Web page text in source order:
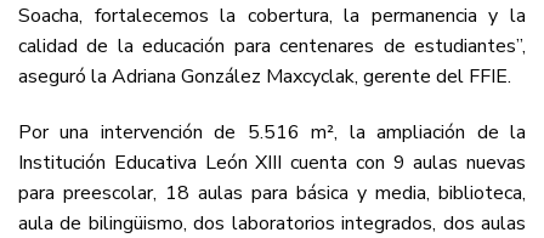
Soacha, fortalecemos la cobertura, la permanencia y la
calidad de la educación para centenares de estudiantes”,
aseguró la Adriana González Maxcyclak, gerente del FFIE.
Por una intervención de 5.516 m², la ampliación de la
Institución Educativa León XIII cuenta con 9 aulas nuevas
para preescolar, 18 aulas para básica y media, biblioteca,
aula de bilingüismo, dos laboratorios integrados, dos aulas